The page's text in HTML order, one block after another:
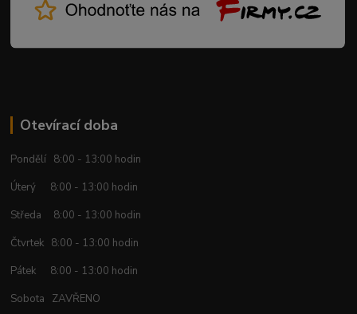
Otevírací doba
Pondělí 8:00 - 13:00 hodin
Úterý 8:00 - 13:00 hodin
Středa 8:00 - 13:00 hodin
Čtvrtek 8:00 - 13:00 hodin
Pátek 8:00 - 13:00 hodin
Sobota ZAVŘENO